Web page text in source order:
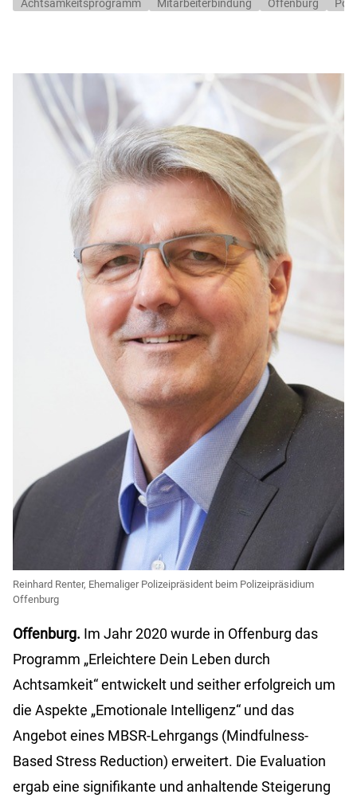
Achtsamkeitsprogramm Mitarbeiterbindung Offenburg
Reinhard Renter, Ehemaliger Polizeipräsident beim Polizeipräsidium
Offenburg
Offenburg. Im Jahr 2020 wurde in Offenburg das
Programm „Erleichtere Dein Leben durch
Achtsamkeit“ entwickelt und seither erfolgreich um
die Aspekte „Emotionale Intelligenz“ und das
Angebot eines MBSR-Lehrgangs (Mindfulness-
Based Stress Reduction) erweitert. Die Evaluation
ergab eine signifikante und anhaltende Steigerung